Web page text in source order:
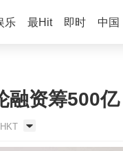
乐 最Hit 即时 中国
融资筹500